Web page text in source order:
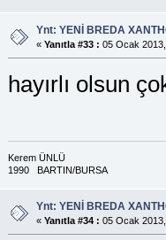
Ynt: YENİ BREDA
« Yanıtla #33 : 05 Ocak
hayırlı olsun
Kerem ÜNLÜ
1990 BARTIN/BURSA
Ynt: YENİ BREDA
« Yanıtla #34 : 05 Ocak